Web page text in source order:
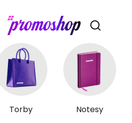
Otwórz
Torby Notesy